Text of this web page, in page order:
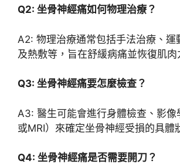
Q2: 坐骨神經痛如何物理治療？
A2: 物理治療通常包括手法治療、運
及熱敷等，旨在舒緩病痛並恢復肌肉
Q3: 坐骨神經痛要怎麼檢查？
A3: 醫生可能會進行身體檢查、影像
或MRI）來確定坐骨神經受損的具體
Q4: 坐骨神經痛是否需要開刀？